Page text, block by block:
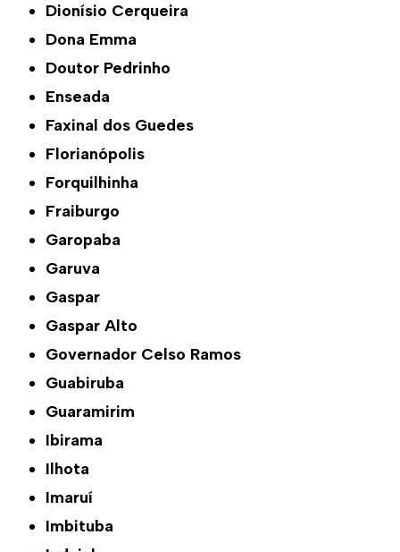
Dionísio Cerqueira
Dona Emma
Doutor Pedrinho
Enseada
Faxinal dos Guedes
Florianópolis
Forquilhinha
Fraiburgo
Garopaba
Garuva
Gaspar
Gaspar Alto
Governador Celso Ramos
Guabiruba
Guaramirim
Ibirama
Ilhota
Imaruí
Imbituba